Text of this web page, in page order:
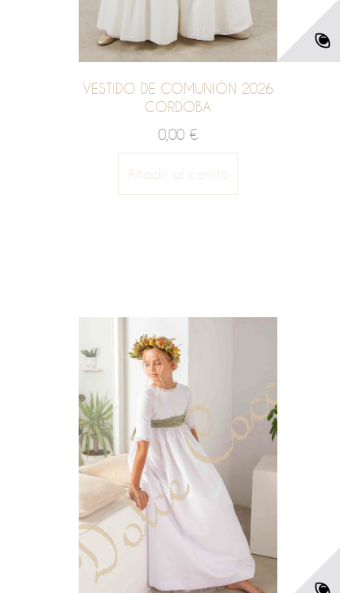
VESTIDO DE COMUNIÓN 2026
CÓRDOBA
0,00 €
Añadir al carrito